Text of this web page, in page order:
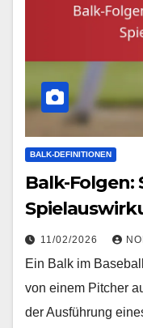
BALK-DEFINITIONEN
Balk-Folgen:
11/02/2026
Ein Balk im
von einem Pitcher
der Ausführung